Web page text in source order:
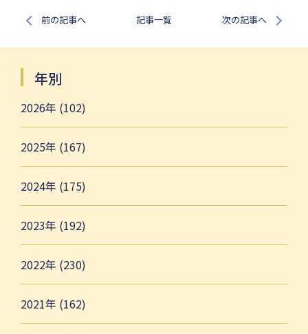
前の記事へ 記事一覧 次の記事へ
年別
2026年 (102)
2025年 (167)
2024年 (175)
2023年 (192)
2022年 (230)
2021年 (162)